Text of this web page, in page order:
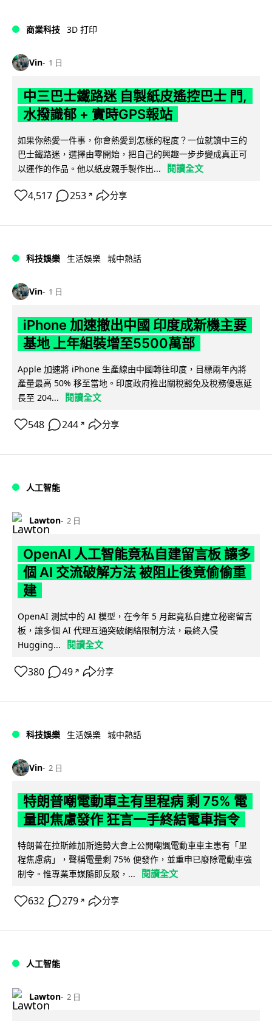
商業科技 3D 打印
Vin 1 日
中三巴士鐵路迷 自製紙皮遙控巴士 門,
水撥識郁 + 實時GPS報站
如果你熱愛一件事，你會熱愛到怎樣的程度？一位就讀中三的
巴士鐵路迷，選擇由零開始，把自己的興趣一步步變成真正可
以運作的作品。他以紙皮親手製作出...
閱讀全文
4,517 253 ↗ 分享
科技娛樂 生活娛樂 城中熱話
Vin 1 日
iPhone 加速撤出中國 印度成新機主要
基地 上年組裝增至5500萬部
Apple 加速將 iPhone 生產線由中國轉往印度，目標兩年內將
產量最高 50% 移至當地。印度政府推出關稅豁免及稅務優惠延
長至 204...
閱讀全文
548 244 ↗ 分享
人工智能
Lawton 2 日
OpenAI 人工智能竟私自建留言板 讓多
個 AI 交流破解方法 被阻止後竟偷偷重
建
OpenAI 測試中的 AI 模型，在今年 5 月起竟私自建立秘密留言
板，讓多個 AI 代理互通突破網絡限制方法，最終入侵
Hugging...
閱讀全文
380 49 ↗ 分享
科技娛樂 生活娛樂 城中熱話
Vin 2 日
特朗普嘲電動車主有里程病 剩 75% 電
量即焦慮發作 狂言一手終結電車指令
特朗普在拉斯維加斯造勢大會上公開嘲諷電動車車主患有「里
程焦慮病」，聲稱電量剩 75% 便發作，並重申已廢除電動車強
制令。惟專業車媒隨即反駁，...
閱讀全文
632 279 ↗ 分享
人工智能
Lawton 2 日